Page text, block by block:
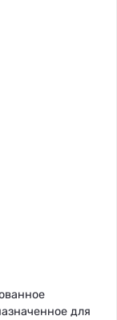
для